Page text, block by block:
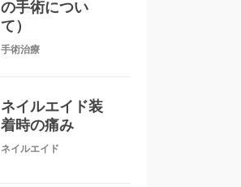
の手術につい
て）
手術治療
ネイルエイド装
着時の痛み
ネイルエイド